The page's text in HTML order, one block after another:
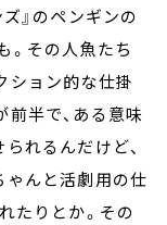
』のペンギンの
。その人魚たち
ション的な仕掛
半で、ある意味
れるんだけど、
ゃんと活劇用の仕
たりとか。その